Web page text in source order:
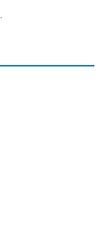
.